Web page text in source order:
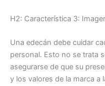
H2: Característica 3:
Una edecán debe cuidar
personal. Esto no se trata
asegurarse de que su
y los valores de la marca a